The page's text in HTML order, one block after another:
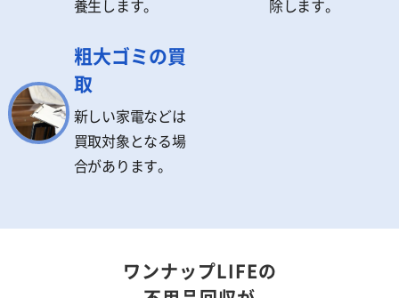
養生します。
除します。
粗大ゴミの買
取
新しい家電などは
買取対象となる場
合があります。
ワンナップLIFEの